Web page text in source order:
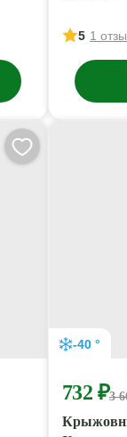
5 1
-40 °
732 ₽3